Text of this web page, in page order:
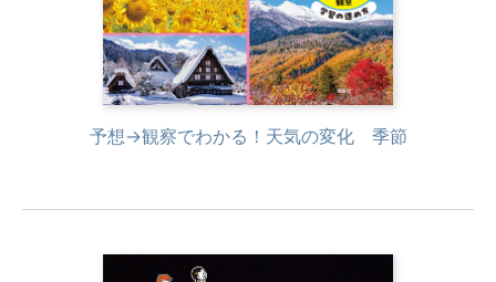
予想→観察でわかる！天気の変化 季節